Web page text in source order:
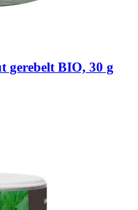
gerebelt BIO, 30 g